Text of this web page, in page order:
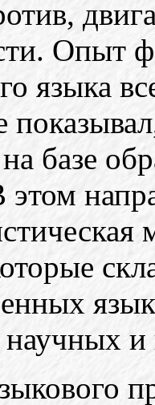
Опыт
языка
базе
и